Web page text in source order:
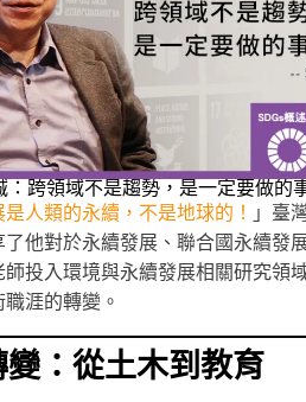
：跨領域不是趨勢，是一定要做的
人類的永續，不是地球的！
」臺
他對於永續發展、聯合國永續發
投入環境與永續發展相關研究領
涯的轉變。
：從土木到教育